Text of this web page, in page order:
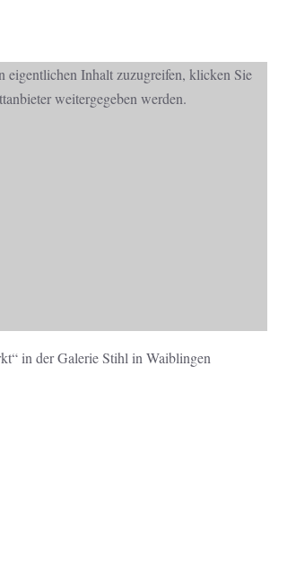
eigentlichen Inhalt zuzugreifen, klicken Sie
weitergegeben werden.
in der Galerie Stihl in Waiblingen